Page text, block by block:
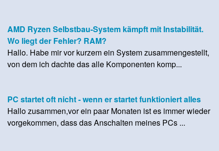
AMD Ryzen Selbstbau-System kämpft mit Instabilität.
Wo liegt der Fehler? RAM?
Hallo. Habe mir vor kurzem ein System zusammengestellt,
von dem ich dachte das alle Komponenten komp...
PC startet oft nicht - wenn er startet funktioniert alles
Hallo zusammen,vor ein paar Monaten ist es immer wieder
vorgekommen, dass das Anschalten meines PCs ...